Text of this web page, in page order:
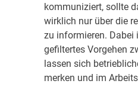
kommuniziert, sollte
wirklich nur über die
zu informieren. Dabei
gefiltertes Vorgehen
lassen sich
merken und im